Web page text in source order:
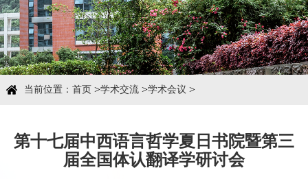
科学研究
学术团队
学术交流
资源下载
当前位置： 首页>学术交流>学术会议 >
第十七届中西语言哲学夏日书院暨第三
届全国体认翻译学研讨会